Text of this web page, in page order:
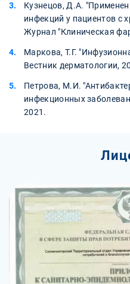
Кузнецов, Д.А.
инфекций у пациентов с
Журнал "Клиническая
Маркова, Т.Г.
Вестник дерматологии,
Петрова, М.И.
инфекционных
2021.